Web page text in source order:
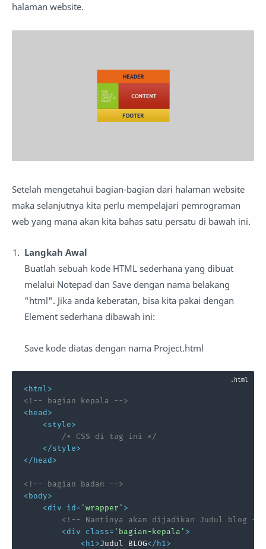
halaman website.
Setelah mengetahui bagian-bagian dari halaman website
maka selanjutnya kita perlu mempelajari pemrograman
web yang mana akan kita bahas satu persatu di bawah ini.
Langkah Awal
Buatlah sebuah kode HTML sederhana yang dibuat
melalui Notepad dan Save dengan nama belakang
"html". Jika anda keberatan, bisa kita pakai dengan
Element sederhana dibawah ini:
Save kode diatas dengan nama Project.html
<html>
<!-- bagian kepala -->
<head>
<style>
/* CSS di tag ini */
</style>
</head>
<!-- bagian badan -->
<body>
<div id= 'wrapper' >
<!-- Nantinya akan dijadikan Judul blog -->
<div class= 'bagian-kepala' >
<h1>Judul BLOG</h1>